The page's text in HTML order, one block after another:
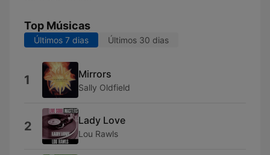
Top Músicas
Últimos 7 dias Últimos 30 dias
1 Mirrors
Sally Oldfield
2 Lady Love
Lou Rawls